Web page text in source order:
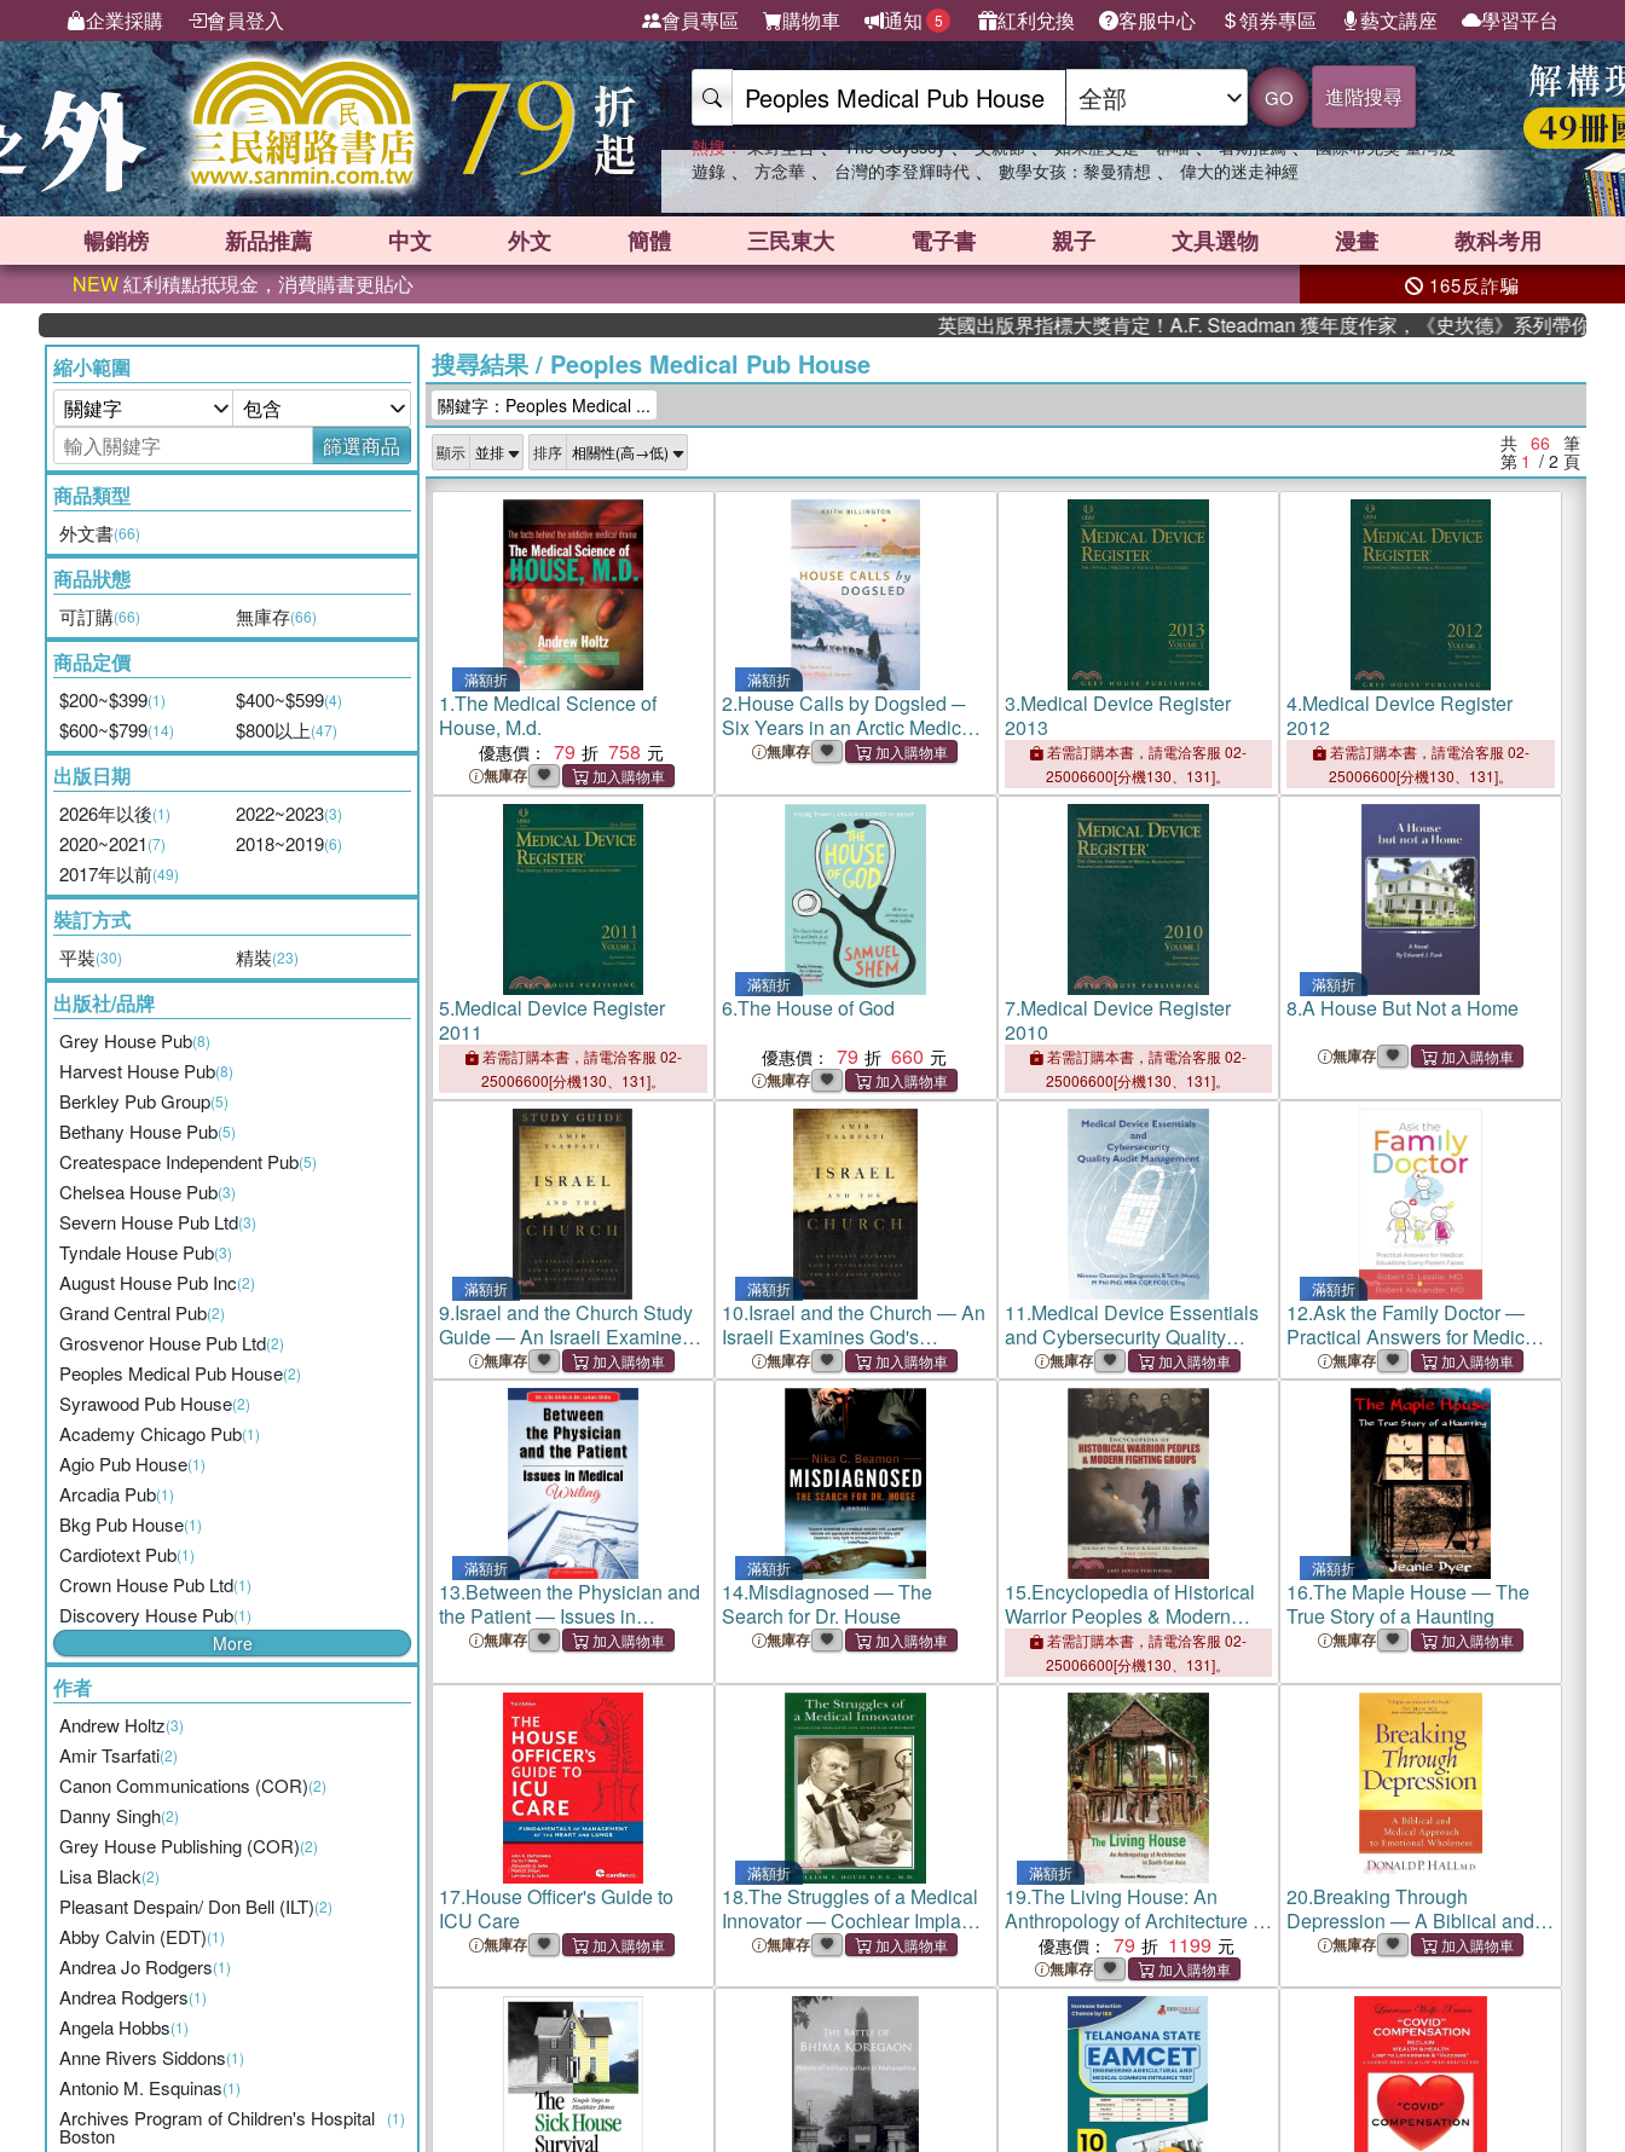
企業採購 會員登入 會員專區 購物車 通知 5 紅利兌換 客服中心 領券專區 藝文講座 學習平台
GO 進階搜尋
熱搜： 東野圭吾 、 The Odyssey 、 父親節 、 如果歷史是一群喵 、 暑期推薦 、 國際布克獎 臺灣漫
遊錄 、 方念華 、 台灣的李登輝時代 、 數學女孩：黎曼猜想 、 偉大的迷走神經
暢銷榜 新品推薦 中文 外文 簡體 三民東大 電子書 親子 文具選物 漫畫 教科考用
NEW紅利積點抵現金，消費購書更貼心 165反詐騙
英國出版界指標大獎肯定！A.F. Steadman 獲年度作家，《史坎德》系列帶你踏上熱血奇幻
縮小範圍
篩選商品
商品類型
外文書(66)
商品狀態
可訂購(66) 無庫存(66)
商品定價
$200~$399(1) $400~$599(4)
$600~$799(14) $800以上(47)
出版日期
2026年以後(1) 2022~2023(3)
2020~2021(7) 2018~2019(6)
2017年以前(49)
裝訂方式
平裝(30) 精裝(23)
出版社/品牌
Grey House Pub(8)
Harvest House Pub(8)
Berkley Pub Group(5)
Bethany House Pub(5)
Createspace Independent Pub(5)
Chelsea House Pub(3)
Severn House Pub Ltd(3)
Tyndale House Pub(3)
August House Pub Inc(2)
Grand Central Pub(2)
Grosvenor House Pub Ltd(2)
Peoples Medical Pub House(2)
Syrawood Pub House(2)
Academy Chicago Pub(1)
Agio Pub House(1)
Arcadia Pub(1)
Bkg Pub House(1)
Cardiotext Pub(1)
Crown House Pub Ltd(1)
Discovery House Pub(1)
More
作者
Andrew Holtz(3)
Amir Tsarfati(2)
Canon Communications (COR)(2)
Danny Singh(2)
Grey House Publishing (COR)(2)
Lisa Black(2)
Pleasant Despain/ Don Bell (ILT)(2)
Abby Calvin (EDT)(1)
Andrea Jo Rodgers(1)
Andrea Rodgers(1)
Angela Hobbs(1)
Anne Rivers Siddons(1)
Antonio M. Esquinas(1)
Archives Program of Children's Hospital
Boston
(1)
搜尋結果/ Peoples Medical Pub House
關鍵字：Peoples Medical ...
顯示 排序 共 66 筆
第 1 / 2 頁
滿額折
1.The Medical Science of
House, M.d.
優惠價： 79 758
無庫存
滿額折
2.House Calls by Dogsled ─
Six Years in an Arctic Medical
Outpost無庫存
3.Medical Device Register
2013
若需訂購本書，請電洽客服 02-
25006600[分機130、131]。
4.Medical Device Register
2012
若需訂購本書，請電洽客服 02-
25006600[分機130、131]。
5.Medical Device Register
2011
若需訂購本書，請電洽客服 02-
25006600[分機130、131]。
滿額折
6.The House of God
優惠價： 79 660
無庫存
7.Medical Device Register
2010
若需訂購本書，請電洽客服 02-
25006600[分機130、131]。
滿額折
8.A House But Not a Home
無庫存
滿額折
9.Israel and the Church Study
Guide ― An Israeli Examines
God's Unfolding Plans for His
Chosen Peoples
無庫存
滿額折
10.Israel and the Church ― An
Israeli Examines God's
Unfolding Plans for His
Chosen Peoples
無庫存
11.Medical Device Essentials
and Cybersecurity Quality
Audit Management
無庫存
滿額折
12.Ask the Family Doctor ―
Practical Answers for Medical
Situations Every Parent Faces
無庫存
滿額折
13.Between the Physician and
the Patient ― Issues in
Medical Writing
無庫存
滿額折
14.Misdiagnosed ― The
Search for Dr. House
無庫存
15.Encyclopedia of Historical
Warrior Peoples & Modern
Fighting Groups 2016 ― Print
Purchase Includes Free Online
Access
若需訂購本書，請電洽客服 02-
25006600[分機130、131]。
滿額折
16.The Maple House ― The
True Story of a Haunting
無庫存
17.House Officer's Guide to
ICU Care
無庫存
滿額折
18.The Struggles of a Medical
Innovator ― Cochlear Implants
and Other Ear Surgeries
無庫存
滿額折
19.The Living House: An
Anthropology of Architecture in
South-East Asia
優惠價： 79 1199
無庫存
20.Breaking Through
Depression — A Biblical and
Medical Approach to
無庫存